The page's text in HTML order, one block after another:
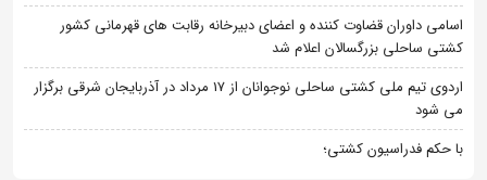
اسامی داوران قضاوت کننده و اعضای دبیرخانه رقابت های قهرمانی کشور
کشتی ساحلی بزرگسالان اعلام شد
اردوی تیم ملی کشتی ساحلی نوجوانان از 17 مرداد در آذربایجان شرقی برگزار
می شود
با حکم فدراسیون کشتی؛